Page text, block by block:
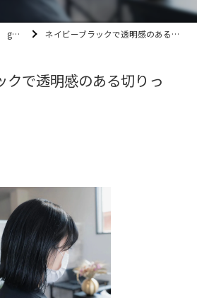
gallery ネイビーブラックで透明感のある切りっぱなしボブ💇
クで透明感のある切りっ